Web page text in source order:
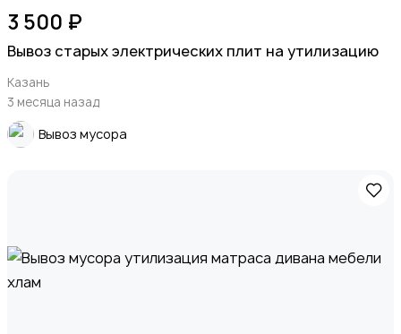
3 500 ₽
Вывоз старых электрических плит на утилизацию
Казань
3 месяца назад
Вывоз мусора